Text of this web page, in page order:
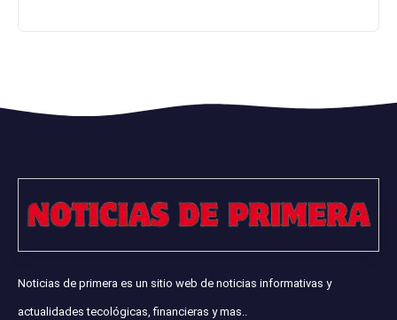
Noticias de primera es un sitio web de noticias informativas y
actualidades tecológicas, financieras y mas..